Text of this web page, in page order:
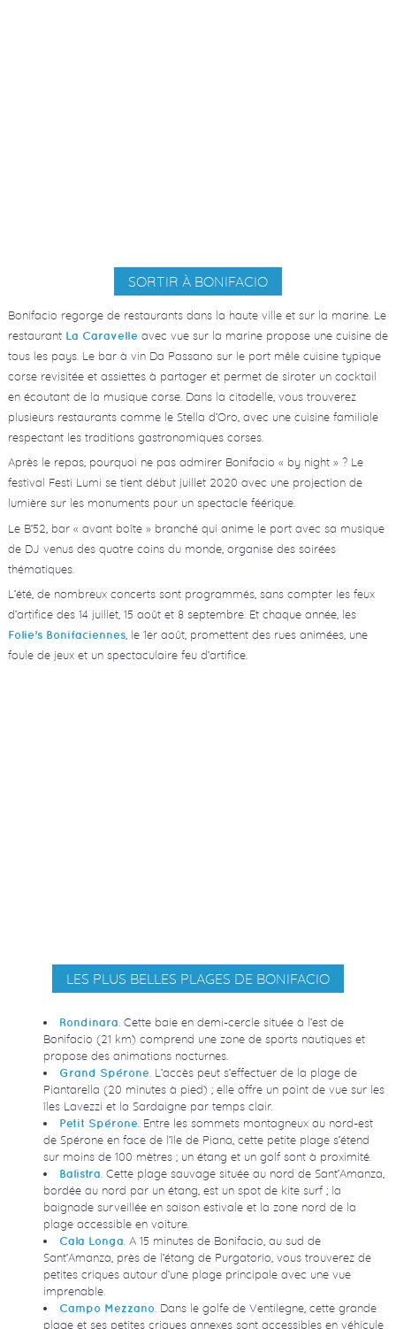
SORTIR À BONIFACIO
Bonifacio regorge de restaurants dans la haute ville et sur la marine. Le
restaurant La Caravelle avec vue sur la marine propose une cuisine de
tous les pays. Le bar à vin Da Passano sur le port mêle cuisine typique
corse revisitée et assiettes à partager et permet de siroter un cocktail
en écoutant de la musique corse. Dans la citadelle, vous trouverez
plusieurs restaurants comme le Stella d’Oro, avec une cuisine familiale
respectant les traditions gastronomiques corses.
Après le repas, pourquoi ne pas admirer Bonifacio « by night » ? Le
festival Festi Lumi se tient début juillet 2020 avec une projection de
lumière sur les monuments pour un spectacle féérique.
Le B’52, bar « avant boîte » branché qui anime le port avec sa musique
de DJ venus des quatre coins du monde, organise des soirées
thématiques.
L’été, de nombreux concerts sont programmés, sans compter les feux
d’artifice des 14 juillet, 15 août et 8 septembre. Et chaque année, les
Folie’s Bonifaciennes, le 1er août, promettent des rues animées, une
foule de jeux et un spectaculaire feu d’artifice.
LES PLUS BELLES PLAGES DE BONIFACIO
Rondinara. Cette baie en demi-cercle située à l’est de
Bonifacio (21 km) comprend une zone de sports nautiques et
propose des animations nocturnes.
Grand Spérone. L’accès peut s’effectuer de la plage de
Piantarella (20 minutes à pied) ; elle offre un point de vue sur les
îles Lavezzi et la Sardaigne par temps clair.
Petit Spérone. Entre les sommets montagneux au nord-est
de Spérone en face de l’île de Piana, cette petite plage s’étend
sur moins de 100 mètres ; un étang et un golf sont à proximité.
Balistra. Cette plage sauvage située au nord de Sant’Amanza,
bordée au nord par un étang, est un spot de kite surf ; la
baignade surveillée en saison estivale et la zone nord de la
plage accessible en voiture.
Cala Longa. A 15 minutes de Bonifacio, au sud de
Sant’Amanza, près de l’étang de Purgatorio, vous trouverez de
petites criques autour d’une plage principale avec une vue
imprenable.
Campo Mezzano. Dans le golfe de Ventilegne, cette grande
plage et ses petites criques annexes sont accessibles en véhicule